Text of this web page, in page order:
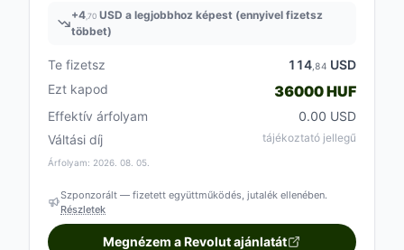
+4 ,70 USD a legjobbhoz képest (ennyivel fizetsz
többet)
Te fizetsz 114 ,84 USD
Ezt kapod
36000 HUF
Effektív árfolyam
0.00 USD
Váltási díj
tájékoztató jellegű
Árfolyam: 2026. 08. 05.
Szponzorált — fizetett együttműködés, jutalék ellenében.
Részletek
Megnézem a Revolut ajánlatát